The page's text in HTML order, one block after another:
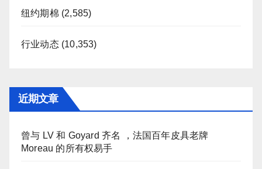
纽约期棉 (2,585)
行业动态(10,353)
近期文章
曾与 LV 和 Goyard 齐名 ，法国百年皮具老牌
Moreau 的所有权易手